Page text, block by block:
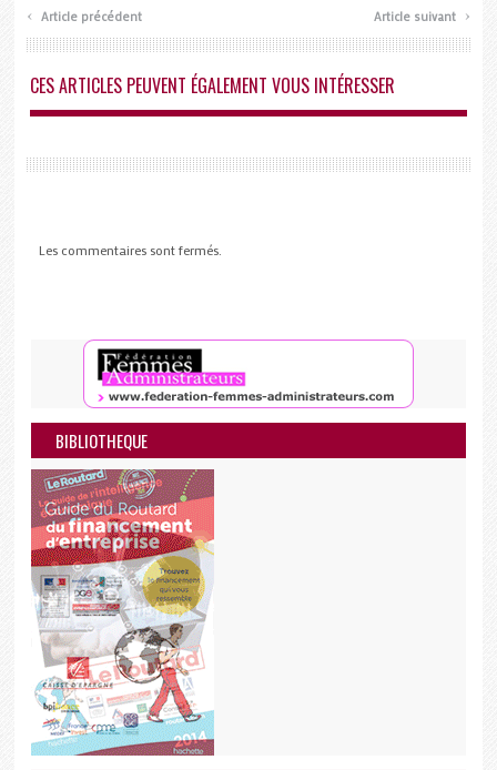
‹ Article précédent Article suivant ›
CES ARTICLES PEUVENT ÉGALEMENT VOUS INTÉRESSER
Les commentaires sont fermés.
BIBLIOTHEQUE